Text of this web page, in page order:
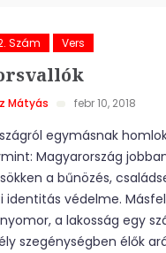
Szám Vers
Mátyás febr 10, 2018
egymásnak
Magyarország
a bűnözés,
védelme.
a lakosság egy
szegénységben élők